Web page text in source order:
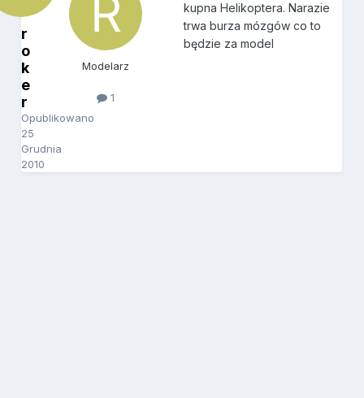
r
o
k
e
r
Opublikowano
25
Grudnia
2010
Modelarz
1
kupna Helikoptera. Narazie
trwa burza mózgów co to
będzie za model